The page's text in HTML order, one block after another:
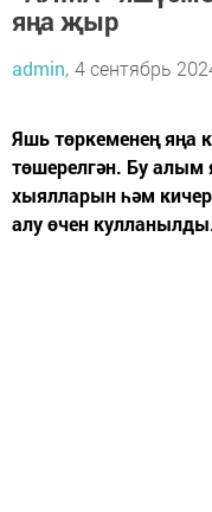
яңа җыр
admin, 4 сентябрь
Яшь төркеменең яңа
төшерелгән. Бу алым
хыялларын һәм
алу өчен